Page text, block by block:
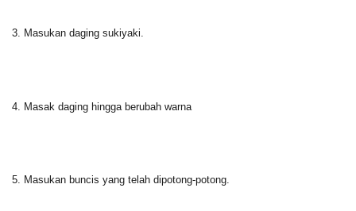
3. Masukan daging sukiyaki.
4. Masak daging hingga berubah warna
5. Masukan buncis yang telah dipotong-potong.